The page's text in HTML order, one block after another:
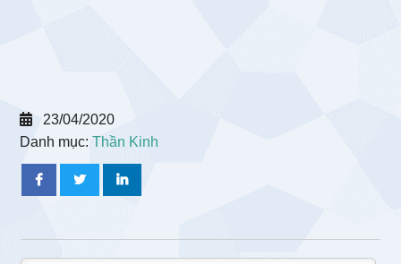
23/04/2020
Danh mục:Thần Kinh